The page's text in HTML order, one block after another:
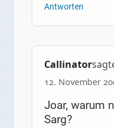
Antworten
Callinator
12. November
Joar, warum
Sarg?